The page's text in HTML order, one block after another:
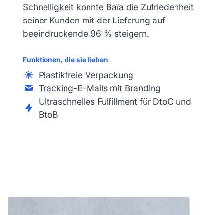
Schnelligkeit konnte Baïa die Zufriedenheit
seiner Kunden mit der Lieferung auf
beeindruckende 96 % steigern.
Funktionen, die sie lieben
Plastikfreie Verpackung
Tracking-E-Mails mit Branding
Ultraschnelles Fulfillment für DtoC und
BtoB